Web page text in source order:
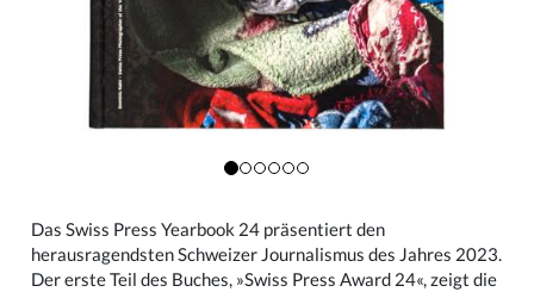
Das Swiss Press Yearbook 24 präsentiert den
herausragendsten Schweizer Journalismus des Jahres 2023.
Der erste Teil des Buches, »Swiss Press Award 24«, zeigt die